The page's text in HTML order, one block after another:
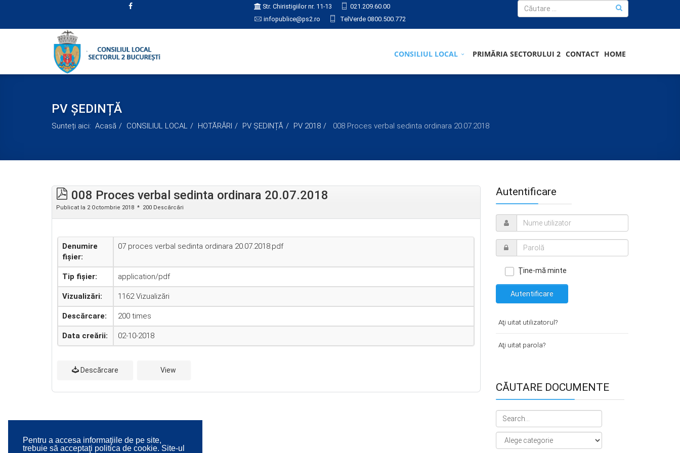
Pentru a accesa informaţiile de pe site,
trebuie să acceptaţi politica de cookie. Site-ul
Str. Chiristigiilor nr. 11-13
021.209.60.00
infopublice@ps2.ro
TelVerde 0800.500.772
CONSILIUL LOCAL PRIMĂRIA SECTORULUI 2 CONTACT HOME
PV ȘEDINȚĂ
Sunteți aici: Acasă CONSILIUL LOCAL HOTĂRÂRI PV ȘEDINȚĂ PV 2018 008 Proces verbal sedinta ordinara 20.07.2018
008 Proces verbal sedinta ordinara 20.07.2018
Publicat la 2 Octombrie 2018 200 Descărcări
Denumire
fișier:
07 proces verbal sedinta ordinara 20.07.2018.pdf
Tip fișier: application/pdf
Vizualizări: 1162 Vizualizări
Descărcare: 200 times
Data creării: 02-10-2018
Descărcare View
Autentificare
Ţine-mă minte
Autentificare
Aţi uitat utilizatorul?
Aţi uitat parola?
CĂUTARE DOCUMENTE